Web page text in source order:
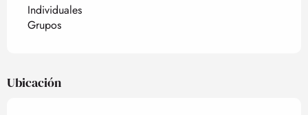
Individuales
Grupos
Ubicación